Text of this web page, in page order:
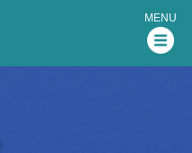
MENU